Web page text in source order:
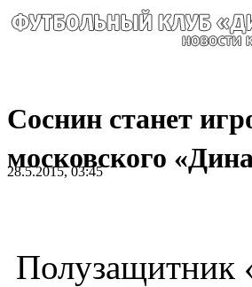
Соснин станет
московского
28.5.2015, 03:45
Полузащитник